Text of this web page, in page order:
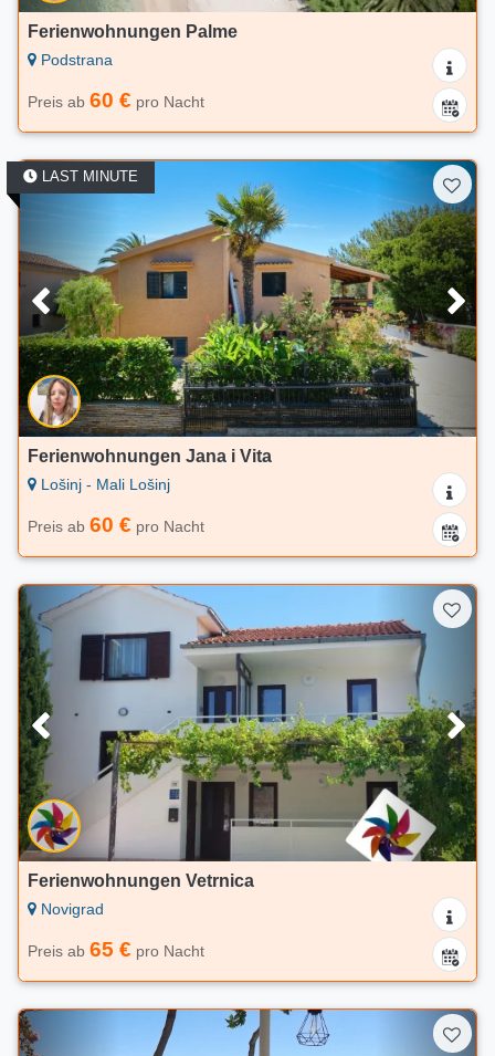
Ferienwohnungen Palme
Podstrana
Preis ab 60 € pro Nacht
LAST MINUTE
Ferienwohnungen Jana i Vita
Lošinj - Mali Lošinj
Preis ab 60 € pro Nacht
Ferienwohnungen Vetrnica
Novigrad
Preis ab 65 € pro Nacht